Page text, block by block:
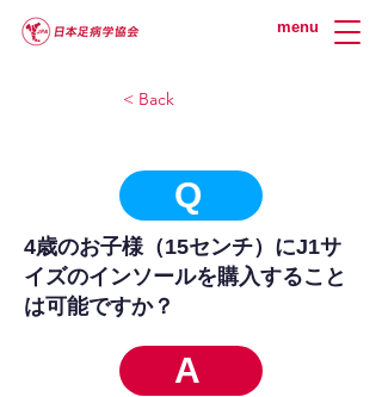
menu
< Back
Q
4歳のお子様（15センチ）にJ1サ
イズのインソールを購入すること
は可能ですか？
A